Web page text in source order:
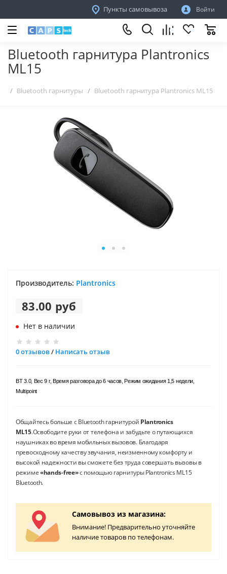
Пункты самовывоза Войти
Bluetooth гарнитура Plantronics
ML15
Bluetooth гарнитуры Bluetooth гарнитура Plantronics ML15
Производитель: Plantronics
83.00 руб
Нет в наличии
0 отзывов/ Написать отзыв
BT 3.0, Вес 9 г, Время разговора до 6 часов, Режим ожидания 1,5 недели,
Multipoint
Общайтесь больше c Bluetooth гарнитурой Plantronics
ML15.Освободите руки от телефона и забудьте о путающихся
наушниках во время мобильных вызовов. Благодаря
превосходному качеству звучания, неизменному комфорту и
высокой надежности вы сможете без труда совершать вызовы в
режиме«hands-free»с помощью гарнитуры Plantronics ML15
Bluetooth.
Самовывоз из магазина:
Внимание! Предварительно уточняйте
наличие товаров по телефонам.